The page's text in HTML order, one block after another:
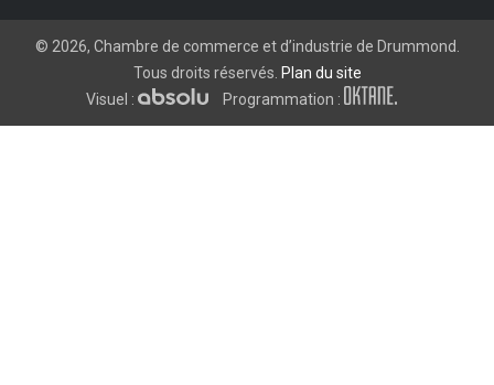
© 2026, Chambre de commerce et d’industrie de Drummond.
Tous droits réservés. Plan du site
Visuel :
Programmation :